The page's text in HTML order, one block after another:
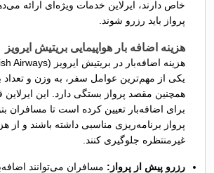
خاص دارند، ایرلاین خدمات ویژه‌ای ارائه
پرواز باید رزرو شوند.
هزینه اضافه بار هواپیمایی بریتیش ایرویز
یکی از مهم‌ترین عوامل سفر، به وزن و تعداد
همچنین مقصد پرواز بستگی دارد. این
برای اضافه‌بار تعیین کرده است تا مسافران
پرواز برنامه‌ریزی مناسبی داشته باشند و از
غیرمنتظره جلوگیری کنند.
رزرو پیش از پرواز: مسافران می‌توانند